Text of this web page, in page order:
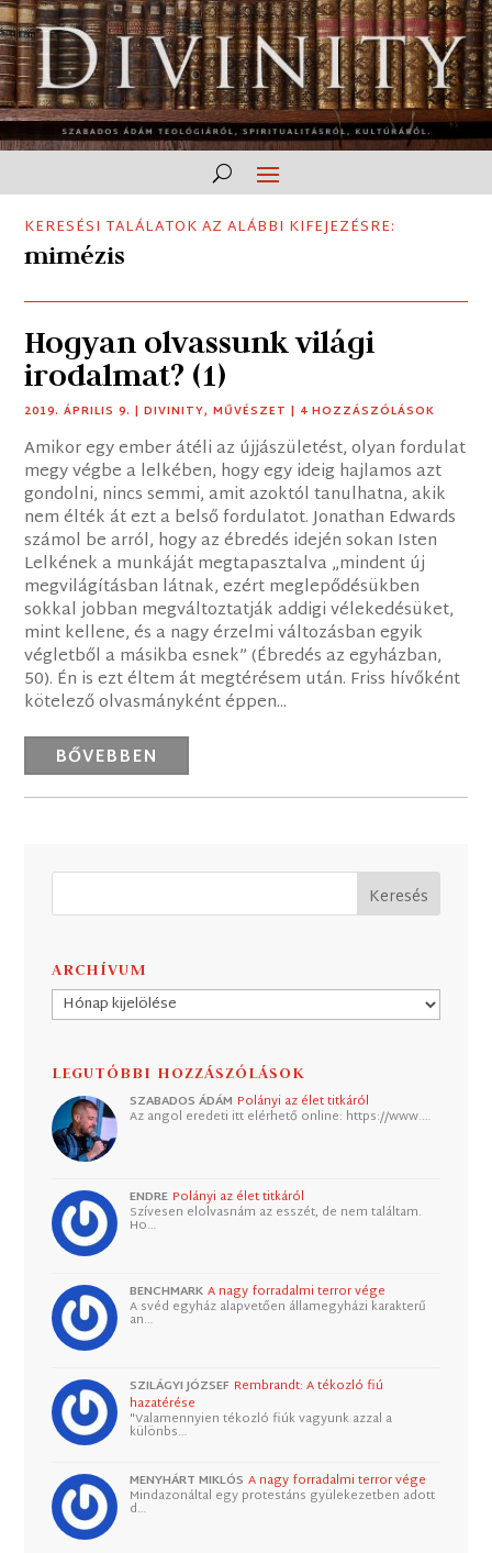
KERESÉSI TALÁLATOK AZ ALÁBBI KIFEJEZÉSRE:
mimézis
Hogyan olvassunk világi
irodalmat? (1)
2019. ÁPRILIS 9. |DIVINITY,MŰVÉSZET | 4 HOZZÁSZÓLÁSOK
Amikor egy ember átéli az újjászületést, olyan fordulat
megy végbe a lelkében, hogy egy ideig hajlamos azt
gondolni, nincs semmi, amit azoktól tanulhatna, akik
nem élték át ezt a belső fordulatot. Jonathan Edwards
számol be arról, hogy az ébredés idején sokan Isten
Lelkének a munkáját megtapasztalva „mindent új
megvilágításban látnak, ezért meglepődésükben
sokkal jobban megváltoztatják addigi vélekedésüket,
mint kellene, és a nagy érzelmi változásban egyik
végletből a másikba esnek” (Ébredés az egyházban,
50). Én is ezt éltem át megtérésem után. Friss hívőként
kötelező olvasmányként éppen...
BŐVEBBEN
ARCHÍVUM
Archívum
LEGUTÓBBI HOZZÁSZÓLÁSOK
SZABADOS ÁDÁM Polányi az élet titkáról
Az angol eredeti itt elérhető online: https://www.…
ENDRE Polányi az élet titkáról
Szívesen elolvasnám az esszét, de nem találtam.
Ho…
BENCHMARK A nagy forradalmi terror vége
A svéd egyház alapvetően államegyházi karakterű
an…
SZILÁGYI JÓZSEF Rembrandt: A tékozló fiú
hazatérése
"Valamennyien tékozló fiúk vagyunk azzal a
különbs…
MENYHÁRT MIKLÓS A nagy forradalmi terror vége
Mindazonáltal egy protestáns gyülekezetben adott
d…